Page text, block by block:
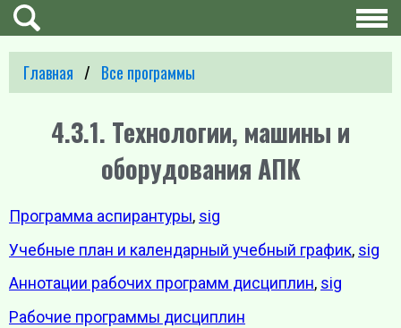
Главная Все программы
4.3.1. Технологии, машины и
оборудования АПК
Программа аспирантуры, sig
Учебные план и календарный учебный график, sig
Аннотации рабочих программ дисциплин, sig
Рабочие программы дисциплин